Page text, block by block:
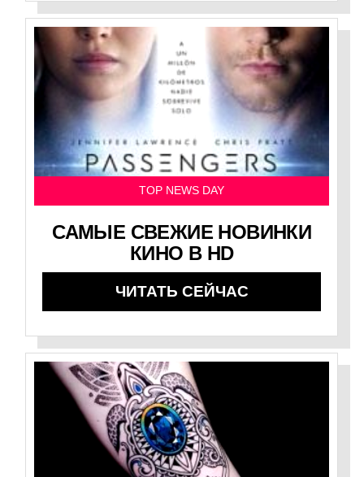
TOP NEWS DAY
САМЫЕ СВЕЖИЕ НОВИНКИ
КИНО В HD
ЧИТАТЬ СЕЙЧАС